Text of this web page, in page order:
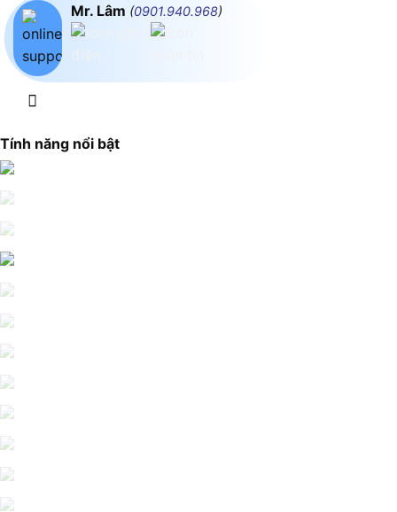
Mr. Lâm (0901.940.968)
Tính năng nổi bật